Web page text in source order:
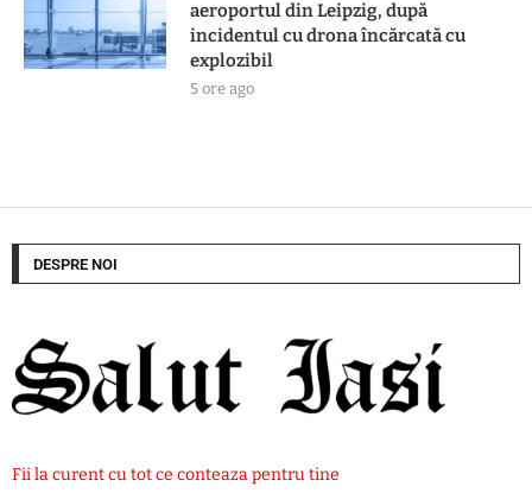
aeroportul din Leipzig, după
incidentul cu drona încărcată cu
explozibil
5 ore ago
DESPRE NOI
Fii la curent cu tot ce conteaza pentru tine